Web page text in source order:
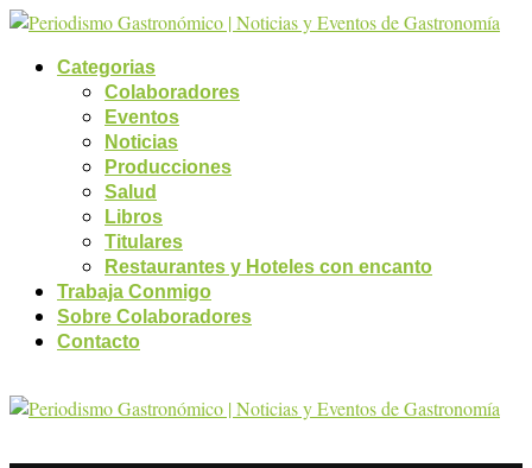
Categorias
Colaboradores
Eventos
Noticias
Producciones
Salud
Libros
Titulares
Restaurantes y Hoteles con encanto
Trabaja Conmigo
Sobre Colaboradores
Contacto